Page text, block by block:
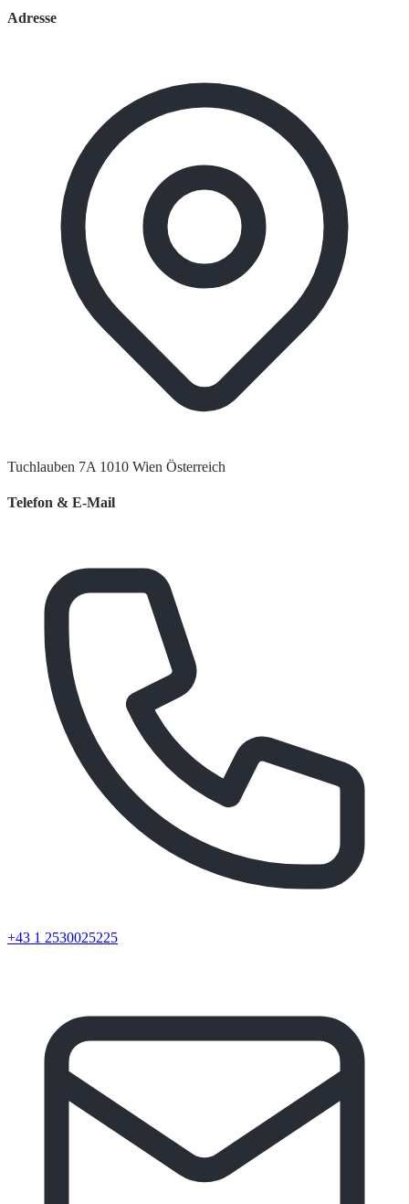
Adresse
Tuchlauben 7A 1010 Wien Österreich
Telefon & E-Mail
+43 1 2530025225